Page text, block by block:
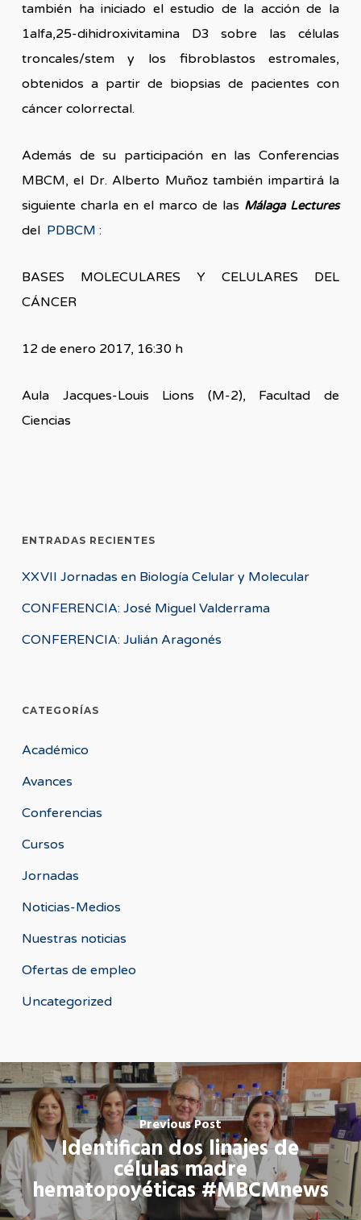
también ha iniciado el estudio de la acción de la
1alfa,25-dihidroxivitamina D3 sobre las células
troncales/stem y los fibroblastos estromales,
obtenidos a partir de biopsias de pacientes con
cáncer colorrectal.
Además de su participación en las Conferencias
MBCM, el Dr. Alberto Muñoz también impartirá la
siguiente charla en el marco de las Málaga Lectures
del PDBCM :
BASES MOLECULARES Y CELULARES DEL
CÁNCER
12 de enero 2017, 16:30 h
Aula Jacques-Louis Lions (M-2), Facultad de
Ciencias
ENTRADAS RECIENTES
XXVII Jornadas en Biología Celular y Molecular
CONFERENCIA: José Miguel Valderrama
CONFERENCIA: Julián Aragonés
CATEGORÍAS
Académico
Avances
Conferencias
Cursos
Jornadas
Noticias-Medios
Nuestras noticias
Ofertas de empleo
Uncategorized
Previous Post
Identifican dos linajes de
células madre
hematopoyéticas #MBCMnews